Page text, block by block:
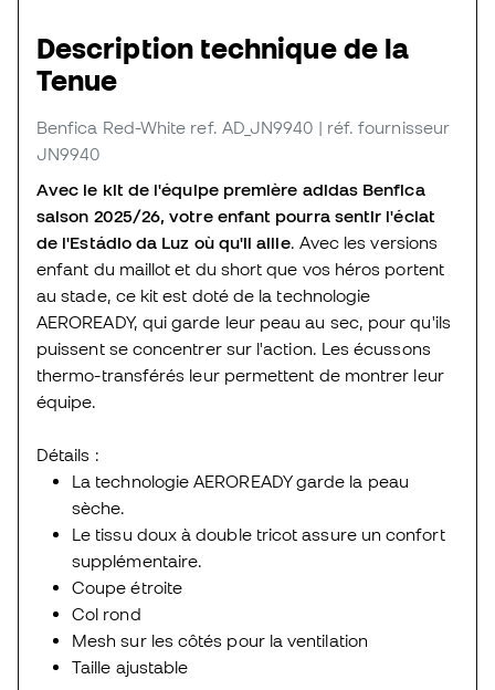
Description technique de la
Tenue
Benfica Red-White ref. AD_JN9940 | réf. fournisseur
JN9940
Avec le kit de l'équipe première adidas Benfica
saison 2025/26, votre enfant pourra sentir l'éclat
de l'Estádio da Luz où qu'il aille. Avec les versions
enfant du maillot et du short que vos héros portent
au stade, ce kit est doté de la technologie
AEROREADY, qui garde leur peau au sec, pour qu'ils
puissent se concentrer sur l'action. Les écussons
thermo-transférés leur permettent de montrer leur
équipe.
Détails :
La technologie AEROREADY garde la peau
sèche.
Le tissu doux à double tricot assure un confort
supplémentaire.
Coupe étroite
Col rond
Mesh sur les côtés pour la ventilation
Taille ajustable